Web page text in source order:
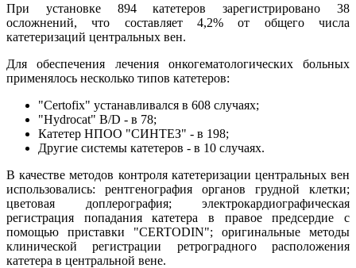
При установке 894 катетеров зарегистрировано 38
осложнений, что составляет 4,2% от общего числа
катетеризаций центральных вен.
Для обеспечения лечения онкогематологических больных
применялось несколько типов катетеров:
"Certofix" устанавливался в 608 случаях;
"Hydrocat" B/D - в 78;
Катетер НПОО "СИНТЕЗ" - в 198;
Другие системы катетеров - в 10 случаях.
В качестве методов контроля катетеризации центральных вен
использовались: рентгенография органов грудной клетки;
цветовая доплерография; электрокардиографическая
регистрация попадания катетера в правое предсердие с
помощью приставки "CERTODIN"; оригинальные методы
клинической регистрации ретроградного расположения
катетера в центральной вене.